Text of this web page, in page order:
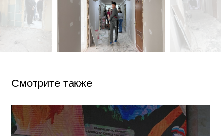
Смотрите также